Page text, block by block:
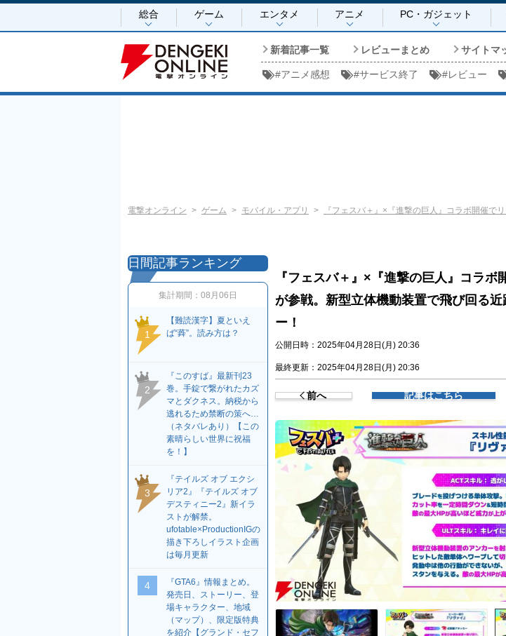
総合 ゲーム エンタメ アニメ PC・ガジェット
新着記事一覧 レビューまとめ サイトマ
#アニメ感想 #サービス終了 #レビュー
電撃オンライン ゲーム モバイル・アプリ 『フェスバ＋』×『進撃の巨人』コラボ開催で
『フェスバ＋』×『進撃の巨人』コラボ
が参戦。新型立体機動装置で飛び回る近
ー！
公開日時：2025年04月28日(月) 20:36
最終更新：2025年04月28日(月) 20:36
前へ 記事はこちら
日間記事ランキング
集計期間： 08月06日
1
【難読漢字】夏といえ
ば“蕣”。読み方は？
2
『このすば』最新刊23
巻。手錠で繋がれたカズ
マとダクネス。納税から
逃れるため禁断の策へ…
（ネタバレあり）【この
素晴らしい世界に祝福
を！】
3
『テイルズ オブ エクシ
リア2』『テイルズ オブ
デスティニー2』新イラ
ストが解禁。
ufotable×ProductionIGの
描き下ろしイラスト企画
は毎月更新
4
『GTA6』情報まとめ。
発売日、ストーリー、登
場キャラクター、地域
（マップ）、限定版特典
を紹介【グランド・セフ